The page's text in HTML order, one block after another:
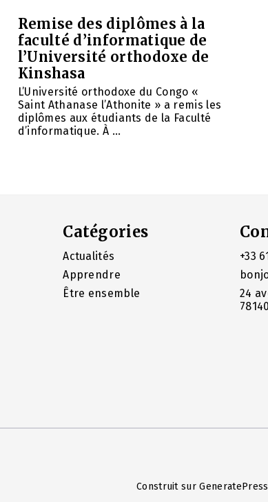
Remise des diplômes à la
faculté d’informatique de
l’Université orthodoxe de
Kinshasa
L’Université orthodoxe du Congo «
Saint Athanase l’Athonite » a remis les
diplômes aux étudiants de la Faculté
d’informatique. À ...
Catégories
Actualités
Apprendre
Être ensemble
+33
24
Construit surGeneratePress